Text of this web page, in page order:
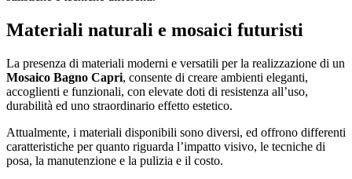
Materiali naturali e mosaici futuristi
La presenza di materiali moderni e versatili per la realizzazione di un
Mosaico Bagno Capri, consente di creare ambienti eleganti,
accoglienti e funzionali, con elevate doti di resistenza all’uso,
durabilità ed uno straordinario effetto estetico.
Attualmente, i materiali disponibili sono diversi, ed offrono differenti
caratteristiche per quanto riguarda l’impatto visivo, le tecniche di
posa, la manutenzione e la pulizia e il costo.